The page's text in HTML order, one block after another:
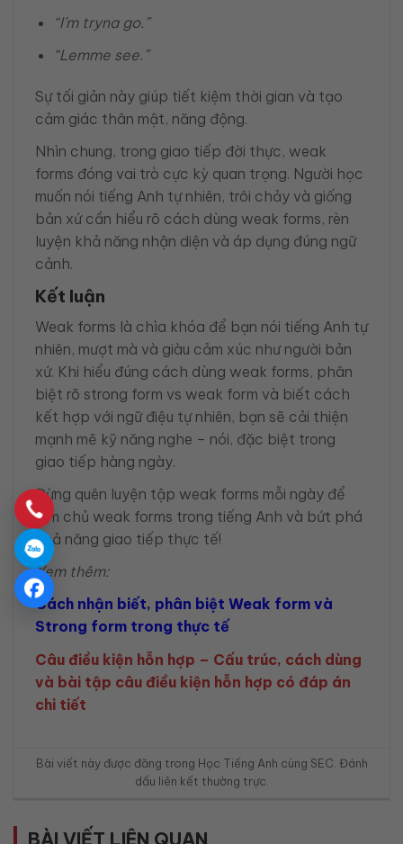
“I’m tryna go.”
“Lemme see.”
Sự tối giản này giúp tiết kiệm thời gian và tạo
cảm giác thân mật, năng động.
Nhìn chung, trong giao tiếp đời thực, weak
forms đóng vai trò cực kỳ quan trọng. Người học
muốn nói tiếng Anh tự nhiên, trôi chảy và giống
bản xứ cần hiểu rõ cách dùng weak forms, rèn
luyện khả năng nhận diện và áp dụng đúng ngữ
cảnh.
Kết luận
Weak forms là chìa khóa để bạn nói tiếng Anh tự
nhiên, mượt mà và giàu cảm xúc như người bản
xứ. Khi hiểu đúng cách dùng weak forms, phân
biệt rõ strong form vs weak form và biết cách
kết hợp với ngữ điệu tự nhiên, bạn sẽ cải thiện
mạnh mẽ kỹ năng nghe – nói, đặc biệt trong
giao tiếp hàng ngày.
Đừng quên luyện tập weak forms mỗi ngày để
làm chủ weak forms trong tiếng Anh và bứt phá
khả năng giao tiếp thực tế!
Xem thêm:
Cách nhận biết, phân biệt Weak form và
Strong form trong thực tế
Câu điều kiện hỗn hợp – Cấu trúc, cách dùng
và bài tập câu điều kiện hỗn hợp có đáp án
chi tiết
Bài viết này được đăng trong Học Tiếng Anh cùng SEC. Đánh
dấu liên kết thường trực.
BÀI VIẾT LIÊN QUAN